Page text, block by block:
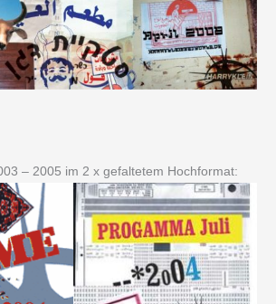
– 2005 im 2 x gefaltetem Hochformat: